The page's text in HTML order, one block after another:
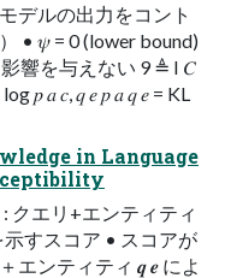
デルの出力をコント
• 𝜓 = 0 (lower bound)
響を与えない 9 ≜ I 𝐶
𝑝 𝑎 𝑐, 𝑞 𝑒 𝑝 𝑎 𝑞 𝑒 = KL
in Language
: クエリ+エンティティ
すスコア • スコアが
エンティティ 𝒒 𝒆 によ